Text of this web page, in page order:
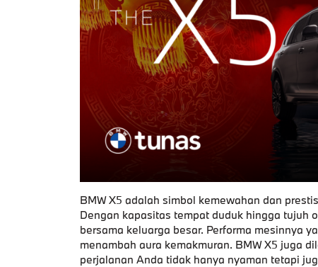
BMW X5 adalah simbol kemewahan dan
Dengan kapasitas tempat duduk hingga tujuh
bersama keluarga besar. Performa mesinnya
menambah aura kemakmuran. BMW X5 juga
perjalanan Anda tidak hanya nyaman tetapi